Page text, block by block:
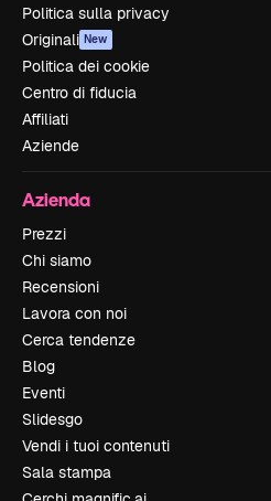
Politica sulla privacy
Originali New
Politica dei cookie
Centro di fiducia
Affiliati
Aziende
Azienda
Prezzi
Chi siamo
Recensioni
Lavora con noi
Cerca tendenze
Blog
Eventi
Slidesgo
Vendi i tuoi contenuti
Sala stampa